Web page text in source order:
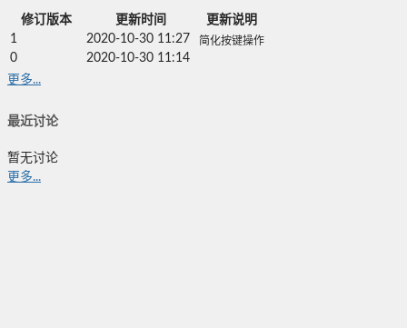
修订版本 更新时间
更新说明
1
2020-10-30 11:27 简化按键操作
0
2020-10-30 11:14
更多...
最近讨论
暂无讨论
更多...